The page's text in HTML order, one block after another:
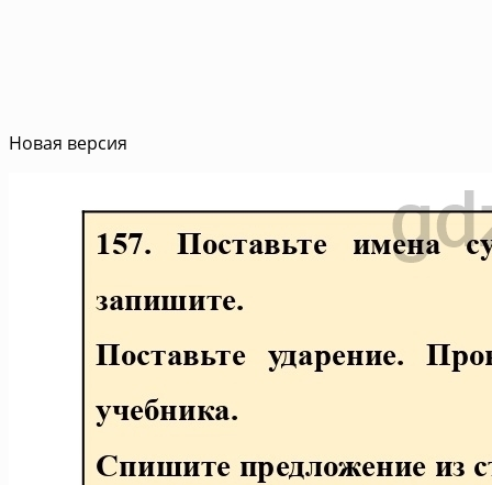
Новая версия